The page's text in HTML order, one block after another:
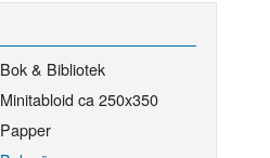
Bok & Bibliotek
Minitabloid ca 250x350
Papper